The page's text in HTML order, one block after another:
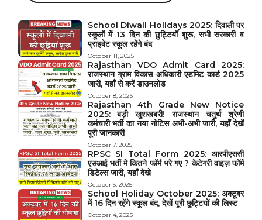
School Diwali Holidays 2025: दिवाली पर
स्कूलों में 13 दिन की छुट्टियाँ शुरू, सभी सरकारी व
प्राइवेट स्कूल रहेंगे बंद
October 11, 2025
Rajasthan VDO Admit Card 2025:
राजस्थान ग्राम विकास अधिकारी एडमिट कार्ड 2025
जारी, यहाँ से करें डाउनलोड
October 8, 2025
Rajasthan 4th Grade New Notice
2025: बड़ी खुशखबरी! राजस्थान चतुर्थ श्रेणी
कर्मचारी भर्ती का नया नोटिस अभी-अभी जारी, यहाँ देखें
पूरी जानकारी
October 7, 2025
RPSC SI Total Form 2025: आरपीएससी
एसआई भर्ती मे कितने फॉर्म भरे गए ? केटेगरी वाइज़ फॉर्म
डिटेल्स जारी, यहाँ देखे
October 5, 2025
School Holiday October 2025: अक्टूबर
में 16 दिन रहेंगे स्कूल बंद, देखें पूरी छुट्टियों की लिस्ट
October 4, 2025